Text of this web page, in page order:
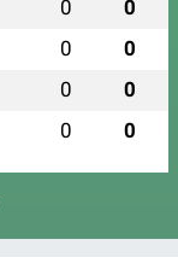
0 0
0 0
0 0
0 0